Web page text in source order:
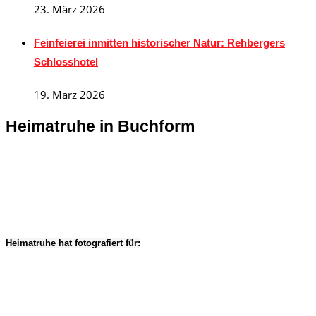
23. März 2026
Feinfeierei inmitten historischer Natur: Rehbergers
Schlosshotel
19. März 2026
Heimatruhe in Buchform
Heimatruhe hat fotografiert für: